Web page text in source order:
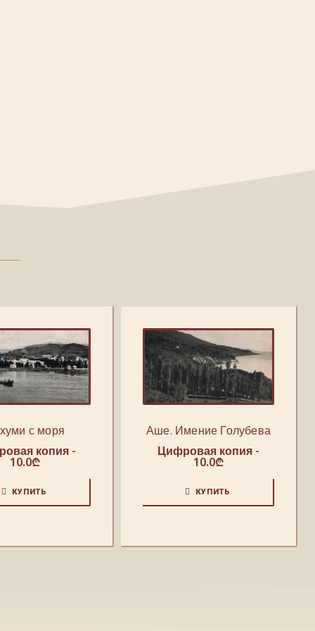
с моря
копия -
10.0₾
КУПИТЬ
Аше. Имение Голубева
Цифровая копия -
10.0₾
КУПИТЬ